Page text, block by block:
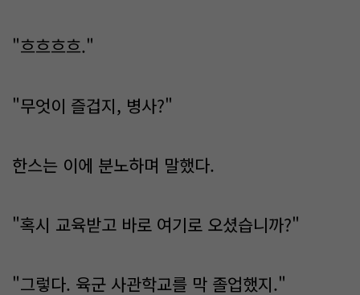
"흐흐흐흐."
"무엇이 즐겁지, 병사?"
한스는 이에 분노하며 말했다.
"혹시 교육받고 바로 여기로 오셨습니까?"
"그렇다. 육군 사관학교를 막 졸업했지."